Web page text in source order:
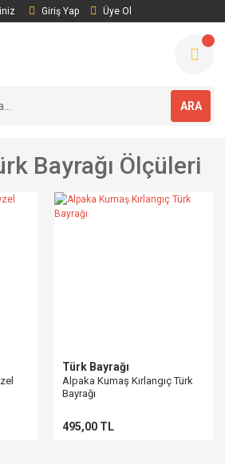
Giriş Yap Üye Ol
ARA
Bayrağı Ölçüleri
Türk Bayrağı
Alpaka Kumaş Kırlangıç Türk
Bayrağı
495,00 TL